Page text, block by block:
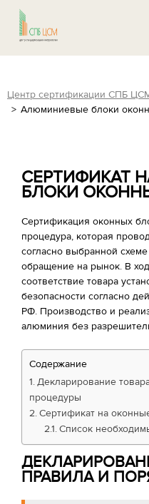
Центр сертификации СПБ
Алюминиевые блоки
СЕРТИФИКАТ
БЛОКИ
Сертификация оконных
процедура, которая
согласно выбранной
обращение на рынок. В
соответствие товара
безопасности согласно
РФ. Производство и
алюминия без
Содержание
Декларирование
процедуры
Сертификат на
Список
ПРАВИЛА И